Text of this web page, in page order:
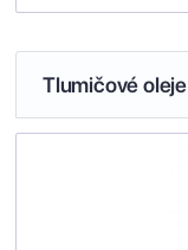
Tlumičové oleje